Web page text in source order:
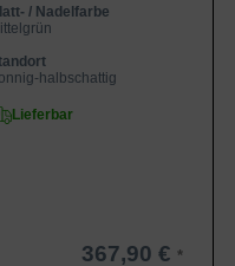
den Hibiskus
der Eibisch konstant
/ Nadelfarbe
halbschattig
Lieferbar
367,90 €